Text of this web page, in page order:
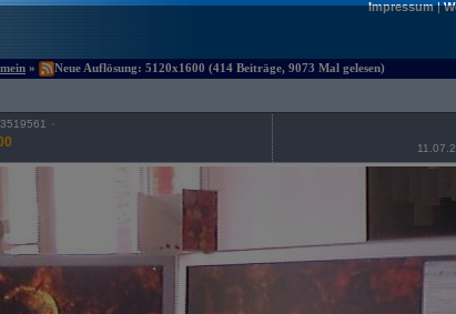
Impressum|
» Neue Auflösung: 5120x1600 (414 Beiträge, 9073 Mal gelesen)
3519561